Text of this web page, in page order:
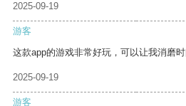
2025-09-19
游客
这款app的游戏非常好玩，可以让我消磨时
2025-09-19
游客